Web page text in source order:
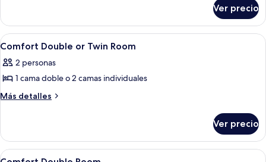
cama
matrimonial
o
2
individuales
ejecutiva
con
1
matrimonial
o
individuales
Ver precio
Abrir
todas
las
fotos
de
or
Twin
Habitación de hotel con cama,
2
Comfort Double or Twin Room
2 personas
1 cama doble o 2 camas individuales
Más detalles
Más
Double
or
Twin
Ver precio
Abrir
Una habitación de hotel con dos
7